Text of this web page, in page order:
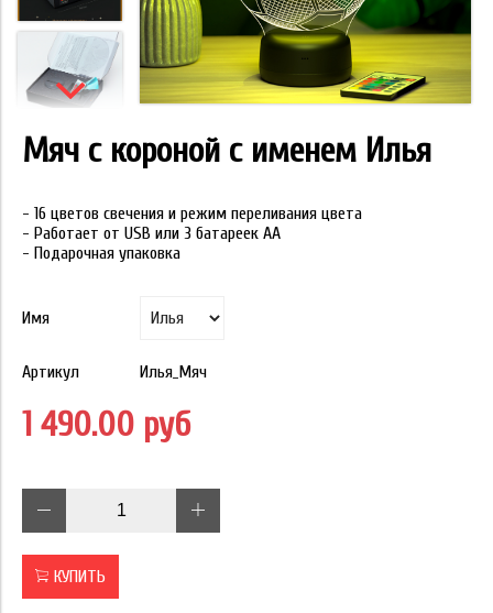
Мяч с короной с именем Илья
- 16 цветов свечения и режим переливания цвета
- Работает от USB или 3 батареек АА
- Подарочная упаковка
Имя
Артикул Илья_Мяч
1 490.00 руб
КУПИТЬ